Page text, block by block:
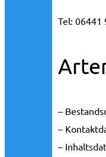
Tel: 06441
–
–
–